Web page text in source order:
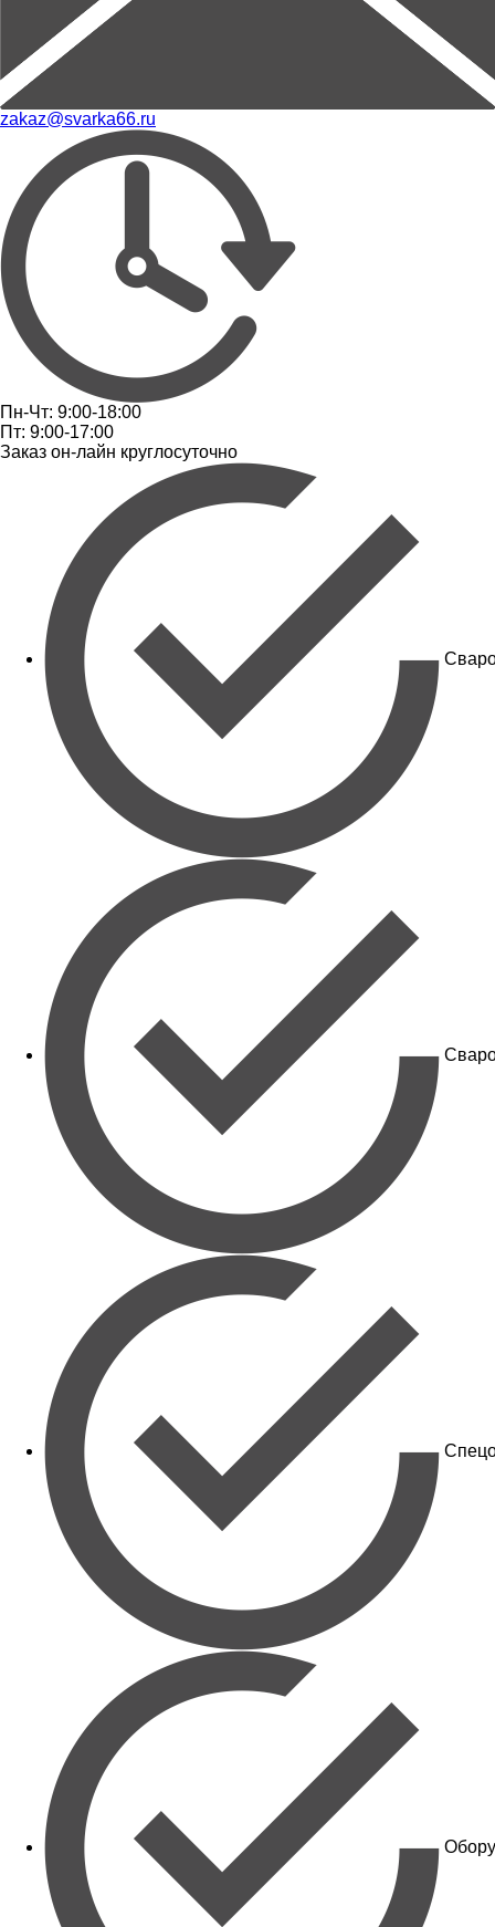
zakaz@svarka66.ru
Пн-Чт: 9:00-18:00
Пт: 9:00-17:00
Заказ он-лайн круглосуточно